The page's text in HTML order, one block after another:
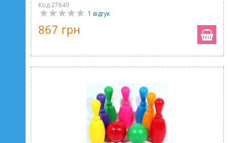
Код 27849
1 відгук
867 грн